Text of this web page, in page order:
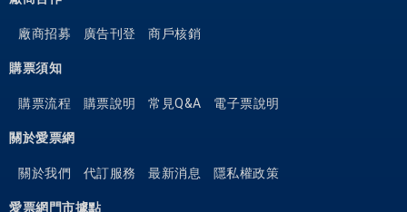
廠商招募 廣告刊登 商戶核銷
購票須知
購票流程 購票說明 常見Q&A 電子票說明
關於愛票網
關於我們 代訂服務 最新消息 隱私權政策
愛票網門市據點